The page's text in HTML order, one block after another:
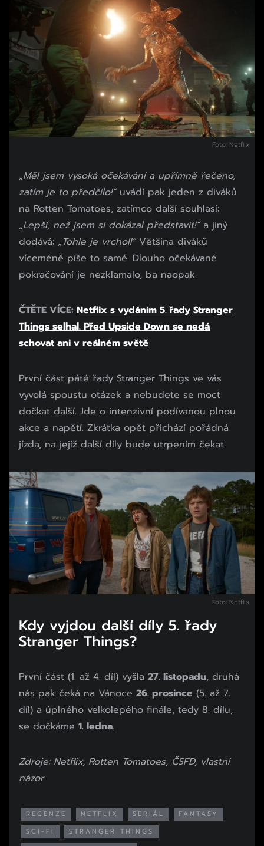
Foto: Netflix
„Měl jsem vysoká očekávání a upřímně řečeno,
zatím je to předčilo!“uvádí pak jeden z diváků
na Rotten Tomatoes, zatímco další souhlasí:
„Lepší, než jsem si dokázal představit!“a jiný
dodává: „Tohle je vrchol!“ Většina diváků
víceméně píše to samé. Dlouho očekávané
pokračování je nezklamalo, ba naopak.
ČTĚTE VÍCE: Netflix s vydáním 5. řady Stranger
Things selhal. Před Upside Down se nedá
schovat ani v reálném světě
První část páté řady Stranger Things ve vás
vyvolá spoustu otázek a nebudete se moct
dočkat další. Jde o intenzivní podívanou plnou
akce a napětí. Zkrátka opět přichází pořádná
jízda, na jejíž další díly bude utrpením čekat.
Foto: Netflix
Kdy vyjdou další díly 5. řady
Stranger Things?
První část (1. až 4. díl) vyšla 27. listopadu, druhá
nás pak čeká na Vánoce 26. prosince (5. až 7.
díl) a úplného velkolepého finále, tedy 8. dílu,
se dočkáme 1. ledna.
Zdroje: Netflix, Rotten Tomatoes, ČSFD, vlastní
názor
RECENZE NETFLIX SERIÁL
FANTASY
SCI-FI
STRANGER THINGS